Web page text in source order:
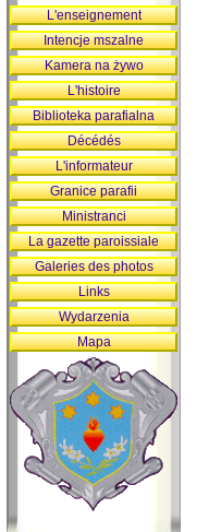
L'enseignement
Intencje mszalne
Kamera na żywo
L'histoire
Biblioteka parafialna
Décédés
L'informateur
Granice parafii
Ministranci
La gazette paroissiale
Galeries des photos
Links
Wydarzenia
Mapa